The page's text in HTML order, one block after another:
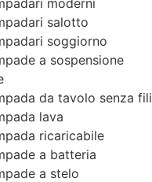
moderni
salotto
soggiorno
a sospensione
da tavolo senza fili
lava
ricaricabile
a batteria
a stelo